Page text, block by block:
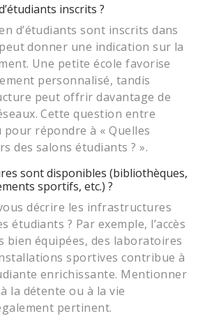
inscrits ?
d’étudiants sont inscrits dans
donner une indication sur la
Une petite école favorise
personnalisé, tandis
peut offrir davantage de
Cette question entre
répondre à « Quelles
des salons étudiants ? ».
sont disponibles (bibliothèques,
sportifs, etc.) ?
décrire les infrastructures
étudiants ? Par exemple, l’accès
bien équipées, des laboratoires
sportives contribue à
enrichissante. Mentionner
la détente ou à la vie
pertinent.